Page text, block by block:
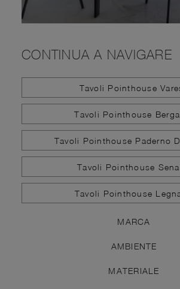
CONTINUA A NAVIGARE
Tavoli Pointhouse
Tavoli Pointhouse
Tavoli Pointhouse Paderno
Tavoli Pointhouse
Tavoli Pointhouse
MARCA
AMBIENTE
MATERIALE